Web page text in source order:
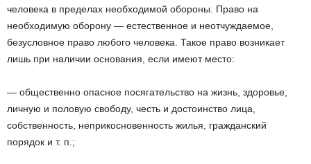
человека в пределах необходимой обороны. Право на
необходимую оборону — естественное и неотчуждаемое,
безусловное право любого человека. Такое право возникает
лишь при наличии основания, если имеют место:
— общественно опасное посягательство на жизнь, здоровье,
личную и половую свободу, честь и достоинство лица,
собственность, неприкосновенность жилья, гражданский
порядок и т. п.;